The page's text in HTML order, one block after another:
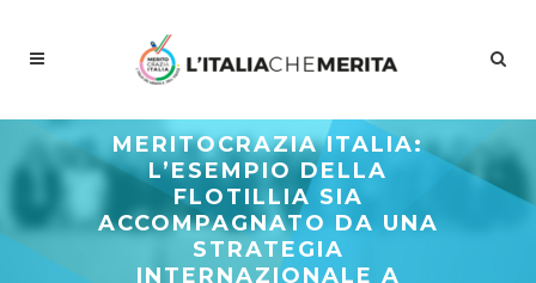
MERITOCRAZIA ITALIA:
L’ESEMPIO DELLA
FLOTILLIA SIA
ACCOMPAGNATO DA UNA
STRATEGIA
INTERNAZIONALE A